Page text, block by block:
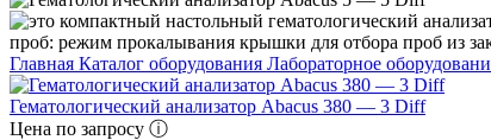
Главная Каталог оборудования Лабораторное
Гематологический анализатор Abacus 380 — 3 Diff
Цена по запросу ⓘ